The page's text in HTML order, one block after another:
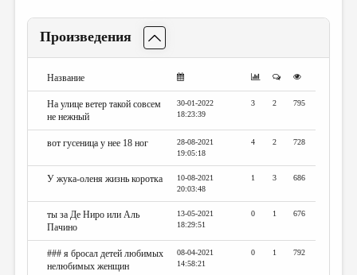
ЛИТЕРАТУРОВЕДЕНИЕ
КУЛЬТУРОВЕДЕНИЕ
ПУБЛИЦИСТИКА
РЕЦЕНЗИРОВАНИЕ
ЦИКЛЫ ПУБЛИКАЦИЙ
МЕДИА
ВКОНТАКТЕ
Произведения
Название
На улице ветер такой совсем
не нежный
30-01-2022
18:23:39
3 2 795
вот гусеница у нее 18 ног
28-08-2021
19:05:18
4 2 728
У жука-оленя жизнь коротка
10-08-2021
20:03:48
1 3 686
ты за Де Ниро или Аль
Пачино
13-05-2021
18:29:51
0 1 676
### я бросал детей любимых
нелюбимых женщин
08-04-2021
14:58:21
0 1 792